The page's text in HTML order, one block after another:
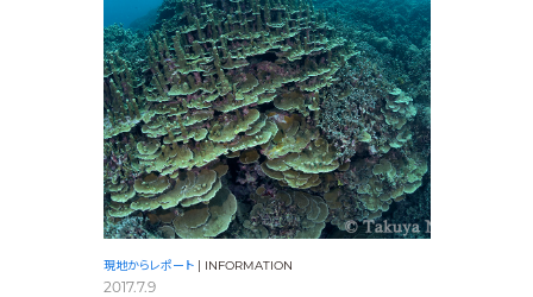
現地からレポート| INFORMATION
2017.7.9